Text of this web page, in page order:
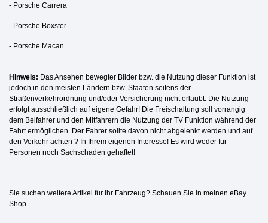
- Porsche Carrera
- Porsche Boxster
- Porsche Macan
Hinweis: Das Ansehen bewegter Bilder bzw. die Nutzung dieser Funktion ist
jedoch in den meisten Ländern bzw. Staaten seitens der
Straßenverkehrordnung und/oder Versicherung nicht erlaubt. Die Nutzung
erfolgt ausschließlich auf eigene Gefahr! Die Freischaltung soll vorrangig
dem Beifahrer und den Mitfahrern die Nutzung der TV Funktion während der
Fahrt ermöglichen. Der Fahrer sollte davon nicht abgelenkt werden und auf
den Verkehr achten ? In Ihrem eigenen Interesse! Es wird weder für
Personen noch Sachschaden gehaftet!
Sie suchen weitere Artikel für Ihr Fahrzeug? Schauen Sie in meinen eBay
Shop....